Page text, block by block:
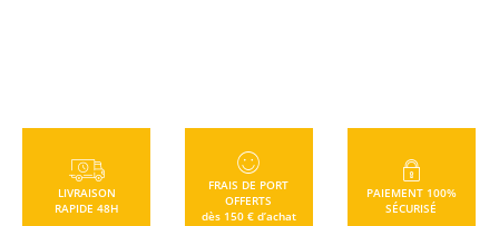
LIVRAISON
RAPIDE 48H
FRAIS DE PORT
OFFERTS
dès 150 € d’achat
PAIEMENT 100%
SÉCURISÉ